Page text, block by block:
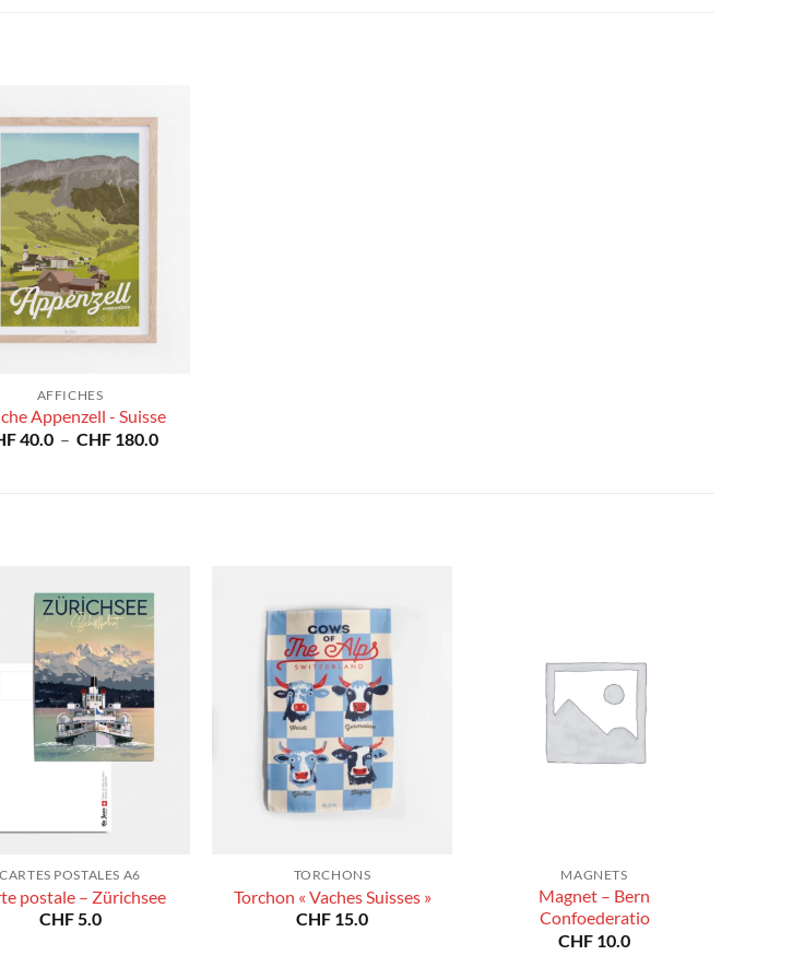
AFFICHES
Appenzell - Suisse
40.0 – CHF 180.0Plage
CARTES POSTALES A6
postale – Zürichsee
CHF5.0
TORCHONS
Torchon « Vaches Suisses »
CHF 15.0
MAGNETS
Magnet – Bern
Confoederatio
CHF 10.0